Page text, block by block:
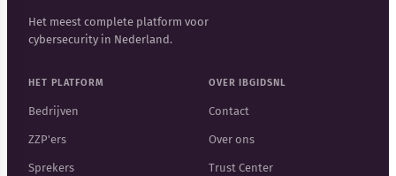
Het meest complete platform voor
cybersecurity in Nederland.
HET PLATFORM
Bedrijven
ZZP'ers
Sprekers
OVER IBGIDSNL
Contact
Over ons
Trust Center